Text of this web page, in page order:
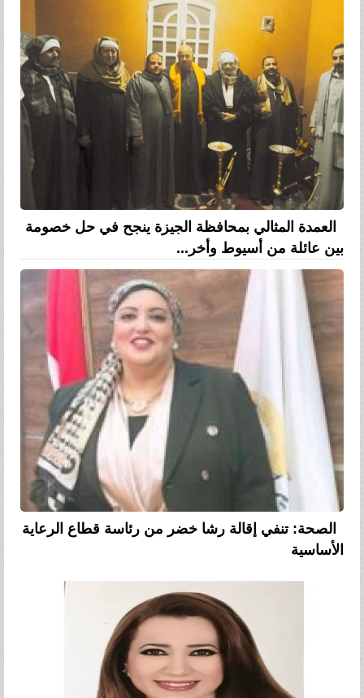
العمدة المثالي بمحافظة الجيزة ينجح في حل خصومة
بين عائلة من أسيوط وأخر...
الصحة: تنفي إقالة رشا خضر من رئاسة قطاع الرعاية
الأساسية